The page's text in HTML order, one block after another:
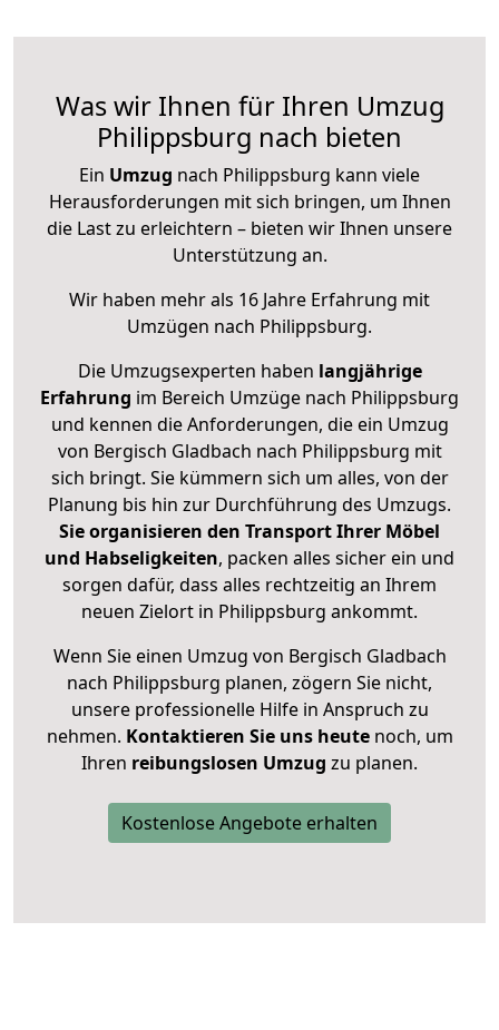
Was wir Ihnen für Ihren Umzug
Philippsburg nach bieten
Ein Umzug nach Philippsburg kann viele
Herausforderungen mit sich bringen, um Ihnen
die Last zu erleichtern – bieten wir Ihnen unsere
Unterstützung an.
Wir haben mehr als 16 Jahre Erfahrung mit
Umzügen nach Philippsburg.
Die Umzugsexperten haben langjährige
Erfahrung im Bereich Umzüge nach Philippsburg
und kennen die Anforderungen, die ein Umzug
von Bergisch Gladbach nach Philippsburg mit
sich bringt. Sie kümmern sich um alles, von der
Planung bis hin zur Durchführung des Umzugs.
Sie organisieren den Transport Ihrer Möbel
und Habseligkeiten, packen alles sicher ein und
sorgen dafür, dass alles rechtzeitig an Ihrem
neuen Zielort in Philippsburg ankommt.
Wenn Sie einen Umzug von Bergisch Gladbach
nach Philippsburg planen, zögern Sie nicht,
unsere professionelle Hilfe in Anspruch zu
nehmen. Kontaktieren Sie uns heutenoch, um
Ihren reibungslosen Umzug zu planen.
Kostenlose Angebote erhalten